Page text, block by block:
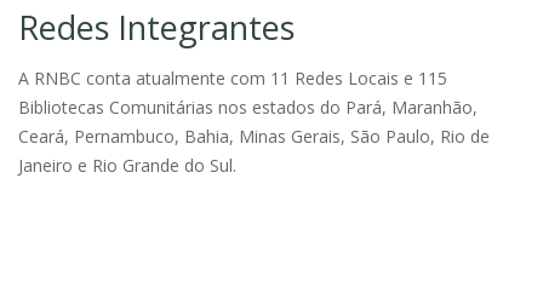
Redes Integrantes
A RNBC conta atualmente com 11 Redes Locais e 115
Bibliotecas Comunitárias nos estados do Pará, Maranhão,
Ceará, Pernambuco, Bahia, Minas Gerais, São Paulo, Rio de
Janeiro e Rio Grande do Sul.